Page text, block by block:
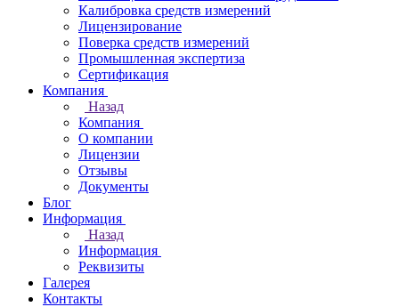
Калибровка средств измерений
Лицензирование
Поверка средств измерений
Промышленная экспертиза
Сертификация
Компания
Назад
Компания
О компании
Лицензии
Отзывы
Документы
Блог
Информация
Назад
Информация
Реквизиты
Галерея
Контакты